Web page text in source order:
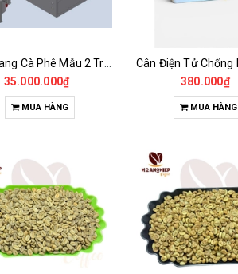
35.000.000₫
MUA HÀNG
380.000₫
MUA HÀNG